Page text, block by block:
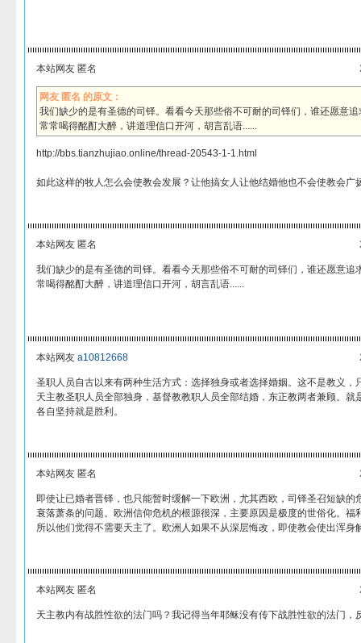
本站网友 匿名
网友 匿名 的原文：
我们缺少的是有圣德的司铎。看看今天那些俗不可耐的司铎们，谁还愿意
常常喝得酩酊大醉，讲道理信口开河，胡言乱语......
http://bbs.tianzhujiao.online/thread-20543-1-1.html
如此这样的牧人怎么会使教会发展？让他搞女人让他结婚他也不会使教会广
本站网友 匿名
我们缺少的是有圣德的司铎。看看今天那些俗不可耐的司铎们，谁还愿意追
常喝得酩酊大醉，讲道理信口开河，胡言乱语......
本站网友 a10812668
圣职人员自古以来有两种生活方式：选择独身或者选择婚姻。这不是教义，
天主教圣职人员全部独身，基督教教职人员全部结婚，东正教两者兼顾。就
各自坚持就是胜利。
本站网友 匿名
即使让已婚者晋铎，也只能暂时缓解一下欧洲，尤其西欧，司铎圣召短缺的
衰落萧条的问题。欧洲信仰危机的根源很深，主要原因是极度的世俗化。福
所以他们觉得不需要天主了。欧洲人如果不从深层悔改，即使教会使出浑身
本站网友 匿名
天主教内有战胜性欲的法门吗？我记得当年耶稣没有传下战胜性欲的法门，